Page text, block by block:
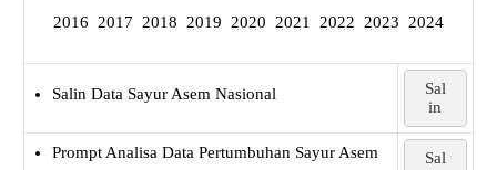
2016 2017 2018 2019 2020 2021 2022 2023 2024
Salin Data Sayur Asem Nasional
Sal
in
Prompt Analisa Data Pertumbuhan Sayur Asem
Sal